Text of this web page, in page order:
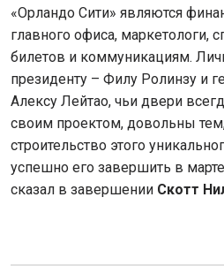
«Орландо Сити» являются
главного офиса, маркетологи,
билетов и коммуникациям.
президенту – Филу Ролинзу и
Алексу Лейтао, чьи двери
своим проектом, довольны
строительство этого
успешно его завершить в
сказал в завершении Скотт